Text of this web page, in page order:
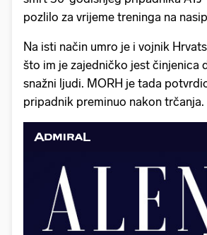
pozlilo za vrijeme treninga na
Na isti način umro je i vojnik
što im je zajedničko jest činjenica
snažni ljudi. MORH je tada
pripadnik preminuo nakon trčanja.